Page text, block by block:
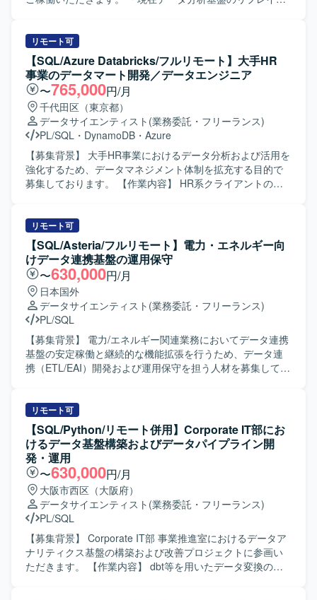
【ポジションの魅力】 ・フルリモート案件ですので、リラ
ックスした状態で勤務することができます。 ・複数名が参
画しており、参画中の技術者様からも稼働が安定していて
働きやすいとお話を伺っております。 【開発環境】 ・
BigQuery ・Docker ・dbt ・Composer ・GitHub
リモート可
【SQL/Azure Databricks/フルリモート】大手HR
事業のデータマート開発／データエンジニア
〜765,000円/月
千代田区（東京都）
データサイエンティスト (業務委託・フリーランス)
PL/SQL ・ DynamoDB ・ Azure
【募集背景】 大手HR事業におけるデータ分析および活用を
強化するため、データマネジメント体制を拡充する目的で
募集しております。 【作業内容】 HR系クライアントのデ
びワークフローの開発・保守運用、データマートの開発・
保守運用、データに関わる各種調査などを実施していただ
きます。データエンジニアとしてデータマート開発実装を
メインにご担当いただきつつ、データ要件の定義や必要に
応じた調査業務も一部お任せいたします。 【求める人物
像】 自らドメイン知識などの情報収集を行い、主体的にデ
ータエンジニアとしての業務を推進できる方を求めており
ます。また、周囲と適切にコミュニケーションをとりなが
ら抽象的な課題を整理し、解決に導くスタンスをお持ちの
方が望ましいです。 【ポジションの魅力】 大手HR事業の
データ分析・活用プロジェクトに参画し、クラウドDWHや
データのハンドリングやワークフロー構築を通じて、デー
タエンジニアとしての専門性を高めることができるポジシ
ョンです。 【開発環境】 インフラはAzureをメインに、
AWSやGoogle Cloudを利用しております。データベースと
してAzure Databricks、Amazon Redshift、BigQueryを使用
し、ワークフローにはAirflowおよびdbtを採用しておりま
す。コミュニケーションにはOutlook、Teams、Slack、
Backlogを利用しております。
リモート可
【SQL/Asteria/フルリモート】電力・エネルギー向
けデータ連携基盤の運用保守
〜630,000円/月
日本国外
データサイエンティスト (業務委託・フリーランス)
PL/SQL
【募集背景】 電力/エネルギー関連業務においてデータ連携
基盤の安定稼働と継続的な機能拡張を行うため、データ連
携（ETL/EAI）開発および運用保守を担う人材を募集してお
体的には、ETL/EAIツールを用いたデータ連携処理の開発・
改修、SQLを用いたデータ抽出やクエリの作成、構成管理
ツールによるソースやモジュールの管理、タスク管理ツー
ルを用いた二次対応およびナレッジの整理・共有、ジョブ
管理ツールを用いた定常運用オペレーションなどを実施い
ただきます。また、電力/エネルギー領域特有の業務処理に
関する知識を活かしながら、データ基盤との連携作業にも
関わっていただきます。 【求める人物像】 データ連携や運
用保守業務に主体的に取り組み、関係者と積極的にコミュ
ニケーションを取りながら円滑に作業を進めていただける
方を求めております。新しいツールやクラウドデータ基盤
の知識習得にも前向きに取り組める方が望ましいです。
リモート可
【SQL/Python/リモート併用】Corporate IT部にお
けるデータ基盤構築およびデータパイプライン開
発・運用
〜630,000円/月
大阪市西区（大阪府）
データサイエンティスト (業務委託・フリーランス)
PL/SQL
【募集背景】 Corporate IT部 事業推進室におけるデータア
ナリティクス基盤の構築および改善プロジェクトに参画い
ただきます。 【作業内容】 dbt等を用いたデータ変換の実